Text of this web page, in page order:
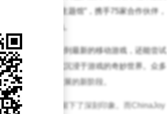
心打造了“骁龙主题馆”，携手75家合作伙伴，
们的热门打卡地。
不仅能抢先体验到最新的移动游戏，还能尝试
以多样化的方式沉浸于游戏的奇妙世界。众多
场迈向了全面发展的新阶段。
能，给众多用户留下了深刻印象。而ChinaJoy